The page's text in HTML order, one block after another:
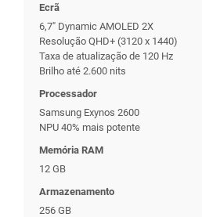
Ecrã
6,7" Dynamic AMOLED 2X
Resolução QHD+ (3120 x 1440)
Taxa de atualização de 120 Hz
Brilho até 2.600 nits
Processador
Samsung Exynos 2600
NPU 40% mais potente
Memória RAM
12 GB
Armazenamento
256 GB